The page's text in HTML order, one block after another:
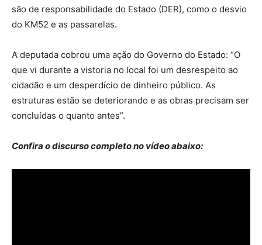
são de responsabilidade do Estado (DER), como o desvio
do KM52 e as passarelas.
A deputada cobrou uma ação do Governo do Estado: “O
que vi durante a vistoria no local foi um desrespeito ao
cidadão e um desperdício de dinheiro público. As
estruturas estão se deteriorando e as obras precisam ser
concluídas o quanto antes”.
Confira o discurso completo no vídeo abaixo: